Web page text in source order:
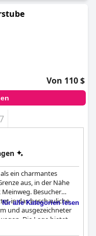
Von 110 $
ein charmantes
aus, in der Nähe
Besucher
in das beschauliche
und ausgezeichneter
Die Lage bietet
was sie ideal für
alle Kategorien lesen